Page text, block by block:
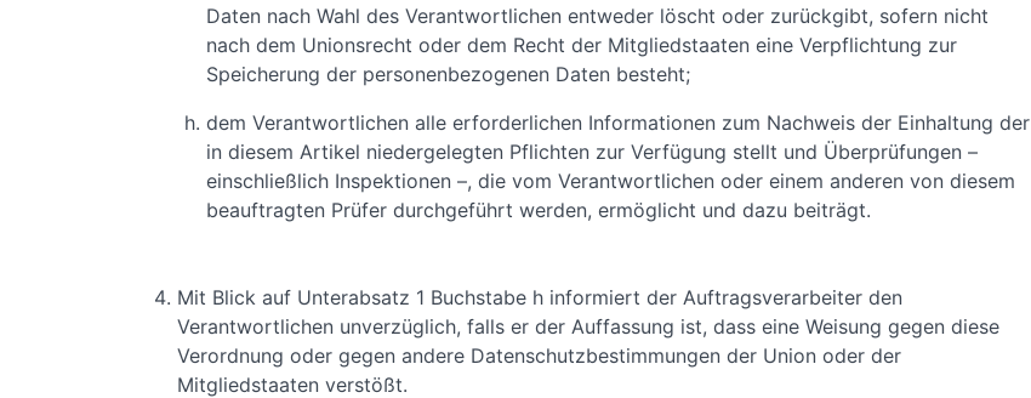
Daten nach Wahl des Verantwortlichen entweder löscht oder zurückgibt, sofern nicht
nach dem Unionsrecht oder dem Recht der Mitgliedstaaten eine Verpflichtung zur
Speicherung der personenbezogenen Daten besteht;
dem Verantwortlichen alle erforderlichen Informationen zum Nachweis der Einhaltung der
in diesem Artikel niedergelegten Pflichten zur Verfügung stellt und Überprüfungen –
einschließlich Inspektionen –, die vom Verantwortlichen oder einem anderen von diesem
beauftragten Prüfer durchgeführt werden, ermöglicht und dazu beiträgt.
Mit Blick auf Unterabsatz 1 Buchstabe h informiert der Auftragsverarbeiter den
Verantwortlichen unverzüglich, falls er der Auffassung ist, dass eine Weisung gegen diese
Verordnung oder gegen andere Datenschutzbestimmungen der Union oder der
Mitgliedstaaten verstößt.